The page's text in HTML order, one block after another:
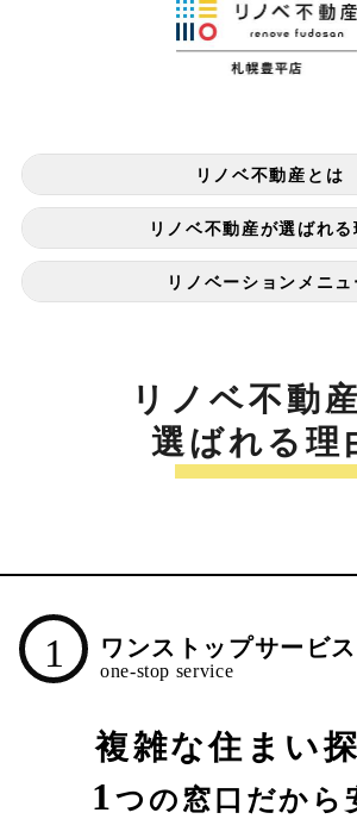
リノベ不動産とは
リノベ不動産が選ばれる
リノベーションメニュ
リノベ不動
選ばれる理
1 ワンストップサービス
複雑な住まい
1つの窓口だから